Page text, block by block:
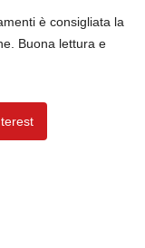
è consigliata la
Buona lettura e